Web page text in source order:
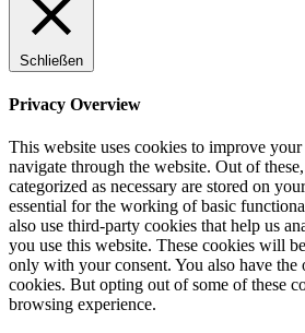
Schließen
Privacy Overview
This website uses cookies to improve
navigate through the website. Out of
categorized as necessary are stored on
essential for the working of basic
also use third-party cookies that help us
you use this website. These cookies will
only with your consent. You also have the
cookies. But opting out of some of these
browsing experience.